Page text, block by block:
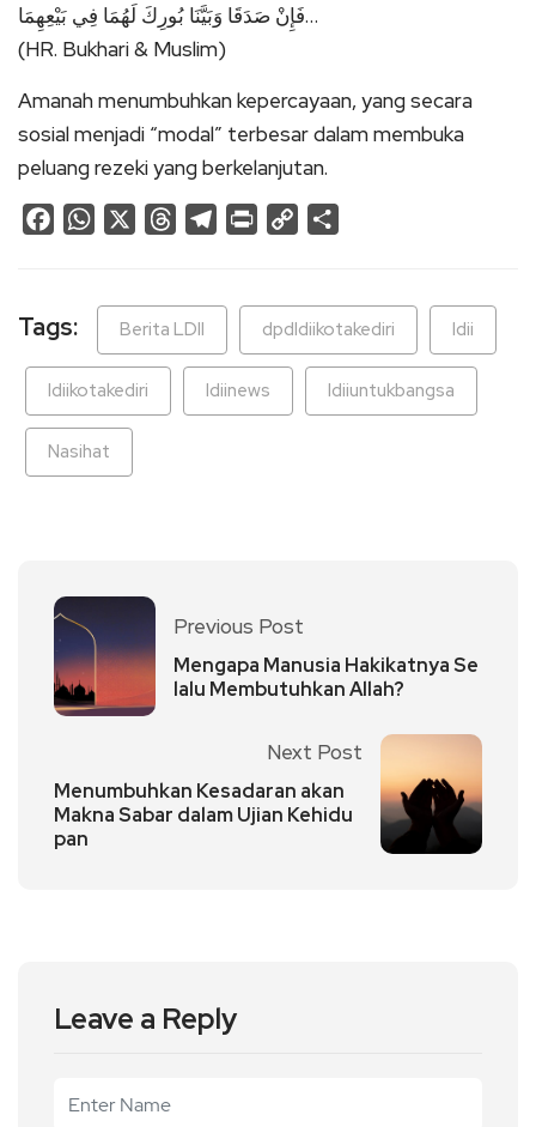
فَإِنْ صَدَقَا وَبَيَّنَا بُورِكَ لَهُمَا فِي بَيْعِهِمَا…
(HR. Bukhari & Muslim)
Amanah menumbuhkan kepercayaan, yang secara
sosial menjadi “modal” terbesar dalam membuka
peluang rezeki yang berkelanjutan.
FacebookWhatsApp ThreadsTelegram
Print
Copy
Tags: Berita LDII dpdldiikotakediri ldii
ldiikotakediri ldiinews ldiiuntukbangsa
Nasihat
Previous Post
Mengapa Manusia Hakikatnya Se
lalu Membutuhkan Allah?
Next Post
Menumbuhkan Kesadaran akan
Makna Sabar dalam Ujian Kehidu
pan
Leave a Reply